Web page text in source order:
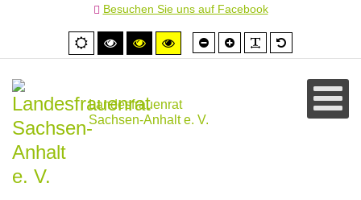
Besuchen Sie uns auf Facebook
Normale
Ansicht
Hoher
Kontrast
Hoher
Kontrast
Hoher
Kontrast
Schrift
kleiner
Schrift
größer
Landesfrauenrat
Sachsen-Anhalt e. V.